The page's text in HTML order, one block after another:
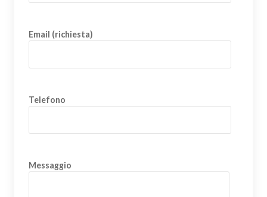
Email (richiesta)
Telefono
Messaggio